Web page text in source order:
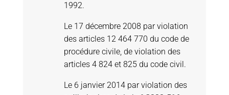
1992.
Le 17 décembre 2008 par violation
des articles 12 464 770 du code de
procédure civile, de violation des
articles 4 824 et 825 du code civil.
Le 6 janvier 2014 par violation des